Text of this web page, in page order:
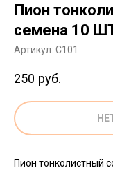
Пион
семена 10
Артикул: C101
250 руб.
Пион тонколистный